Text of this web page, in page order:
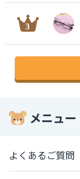
メニュー
よくあるご質問